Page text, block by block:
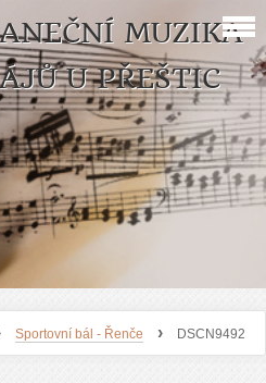
MUZIKA
U PŘEŠTIC
Sportovní bál - Řenče › DSCN9492